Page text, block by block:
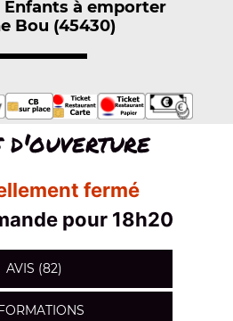
Enfants à emporter
Bou (45430)
d'ouverture
fermé
pour 18h20
AVIS (82)